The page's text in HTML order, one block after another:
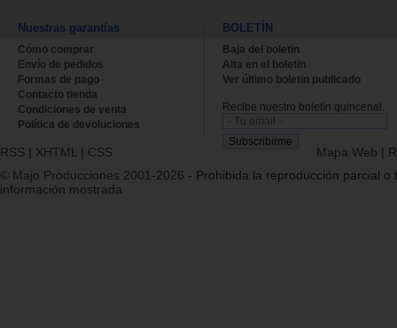
Nuestras garantías
Cómo comprar
Envío de pedidos
Formas de pago
Contacto tienda
Condiciones de venta
Política de devoluciones
BOLETÍN
Baja del boletin
Alta en el boletin
Ver último boletin publicado
Recibe nuestro boletín quincenal.
RSS | XHTML | CSS Mapa Web |
© Majo Producciones 2001-2026 - Prohibida la reproducción parcial o
información mostrada